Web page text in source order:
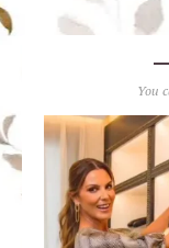
You